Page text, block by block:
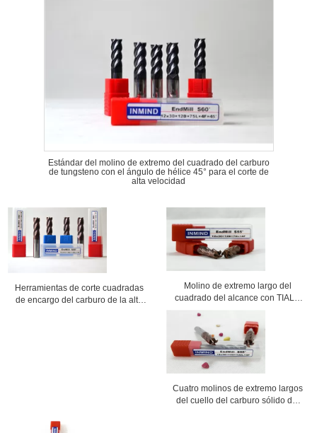
Estándar del molino de extremo del cuadrado del carburo
de tungsteno con el ángulo de hélice 45° para el corte de
alta velocidad
Herramientas de corte cuadradas
de encargo del carburo de la alta
Molino de extremo largo del
cuadrado del alcance con TIALN
cubierto, caña larga Roughing a
moler de acabado
Cuatro molinos de extremo largos
del cuello del carburo sólido del